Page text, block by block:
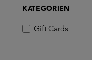
KATEGORIEN
Gift Cards